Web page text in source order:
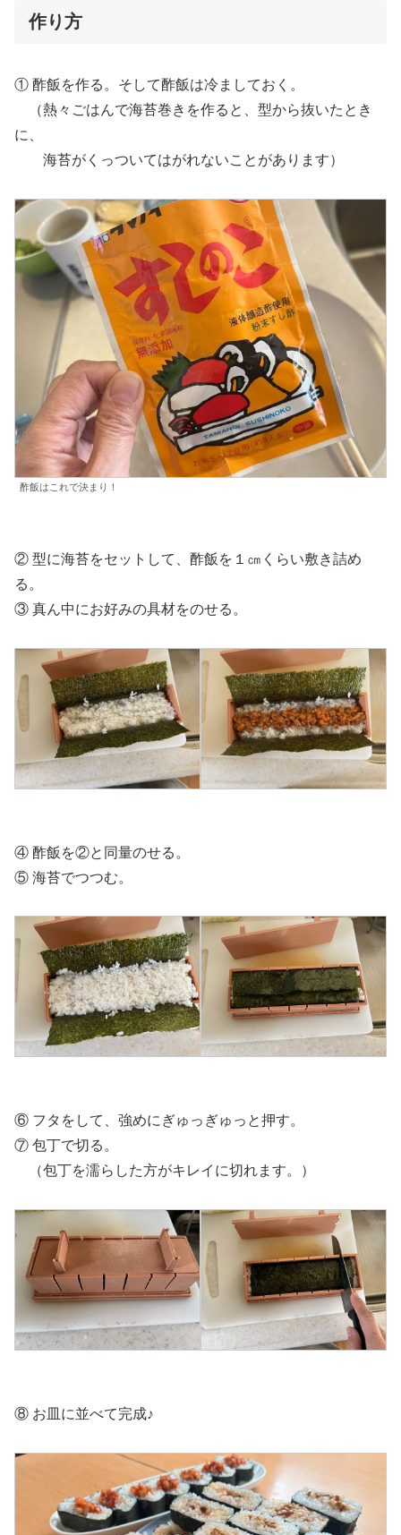
作り方
① 酢飯を作る。そして酢飯は冷ましておく。
（熱々ごはんで海苔巻きを作ると、型から抜いたとき
に、
海苔がくっついてはがれないことがあります）
酢飯はこれで決まり！
② 型に海苔をセットして、酢飯を１㎝くらい敷き詰め
る。
③ 真ん中にお好みの具材をのせる。
④ 酢飯を②と同量のせる。
⑤ 海苔でつつむ。
⑥ フタをして、強めにぎゅっぎゅっと押す。
⑦ 包丁で切る。
（包丁を濡らした方がキレイに切れます。）
⑧ お皿に並べて完成♪